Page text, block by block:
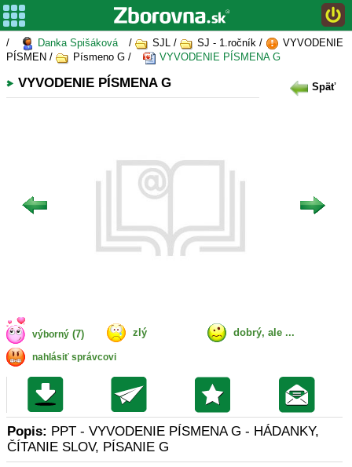
/ Danka Spišáková / SJL / SJ - 1.ročník /
VYVODENIE
PÍSMEN /
Písmeno G / VYVODENIE PÍSMENA G
VYVODENIE PÍSMENA G Späť
výborný (7) zlý dobrý, ale ...
nahlásiť správcovi
Popis: PPT - VYVODENIE PÍSMENA G - HÁDANKY,
ČÍTANIE SLOV, PÍSANIE G